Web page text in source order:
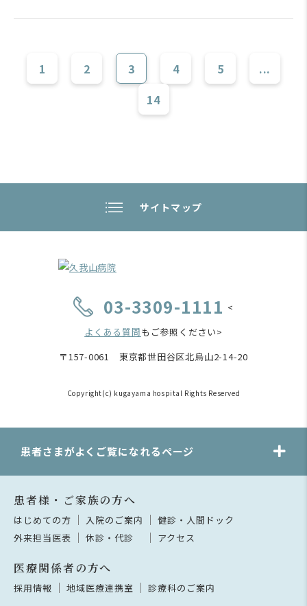
1 2 3 4 5
...
14
サイトマップ
03-3309-1111 <
よくある質問もご参照ください>
〒157-0061 東京都世田谷区北烏山2-14-20
Copyright(c) kugayama hospital Rights Reserved
患者さまがよくご覧になれるページ
患者様・ご家族の方へ
はじめての方 入院のご案内
健診・人間ドック
外来担当医表
休診・代診 アクセス
医療関係者の方へ
採用情報 地域医療連携室 診療科のご案内